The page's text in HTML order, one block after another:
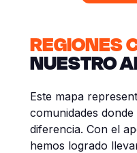
REGIONES
NUESTRO
Este mapa
comunidades
diferencia. Con el
hemos logrado